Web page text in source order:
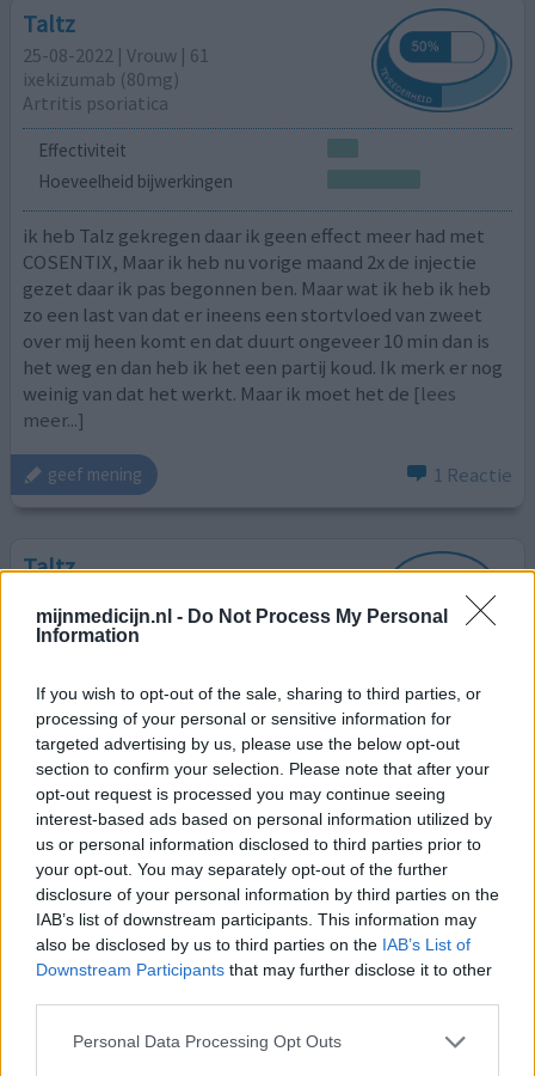
mijnmedicijn.nl - Do Not Process My Personal
Information
If you wish to opt-out of the sale, sharing to third parties, or
processing of your personal or sensitive information for
targeted advertising by us, please use the below opt-out
section to confirm your selection. Please note that after your
opt-out request is processed you may continue seeing
interest-based ads based on personal information utilized by
us or personal information disclosed to third parties prior to
your opt-out. You may separately opt-out of the further
disclosure of your personal information by third parties on the
IAB’s list of downstream participants. This information may
also be disclosed by us to third parties on the IAB’s List of
Downstream Participants that may further disclose it to other
Personal Data Processing Opt Outs
Taltz
25-08-2022 | Vrouw | 61
ixekizumab (80mg)
Artritis psoriatica
Effectiviteit
Hoeveelheid bijwerkingen
ik heb Talz gekregen daar ik geen effect meer had met
COSENTIX, Maar ik heb nu vorige maand 2x de injectie
gezet daar ik pas begonnen ben. Maar wat ik heb ik heb
zo een last van dat er ineens een stortvloed van zweet
over mij heen komt en dat duurt ongeveer 10 min dan is
het weg en dan heb ik het een partij koud. Ik merk er nog
weinig van dat het werkt. Maar ik moet het de [lees
meer...]
geef mening 1 Reactie
Taltz
ixekizumab (80mg)
Reumatoïde artritis
Effectiviteit
Hoeveelheid bijwerkingen
Heel fijn middel maar de spuit is niet te doen
vergelijkbaar met andere biologicals. Bij de andere zit de
naald al op de huid. Bij taltz klapt ie op de huid en heb
daardoor 5 min erg veel pijn. Heel jammer want ik zie er
nu al weer tegenop. Overweeg echt om weer met m'n
oude verder te gaan.
geef mening 0 reacties
Taltz